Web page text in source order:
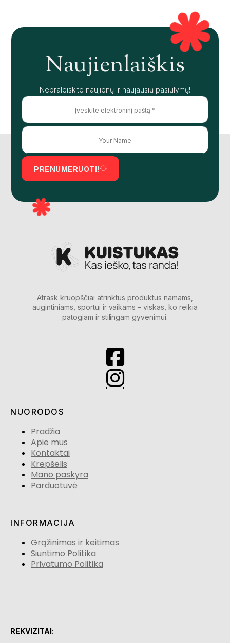
Naujienlaiškis
Nepraleiskite naujienų ir naujausių pasiūlymų!
PRENUMERUOTI!
Atrask kruopščiai atrinktus produktus namams,
augintiniams, sportui ir vaikams – viskas, ko reikia
patogiam ir stilingam gyvenimui.
NUORODOS
Pradžia
Apie mus
Kontaktai
Krepšelis
Mano paskyra
Parduotuvė
INFORMACIJA
Grąžinimas ir keitimas
Siuntimo Politika
Privatumo Politika
REKVIZITAI: